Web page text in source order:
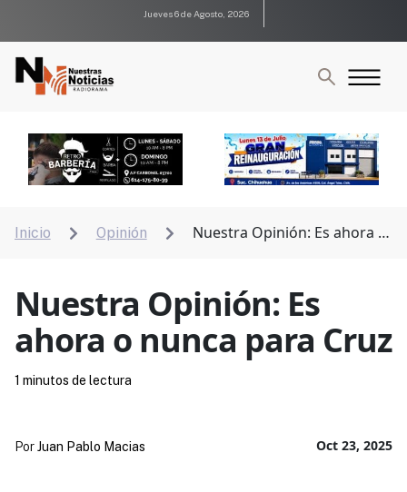
Jueves 6 de Agosto, 2026
Inicio  Opinión 
Nuestra Opinión: Es ahora o
Nuestra Opinión: Es
ahora o nunca para Cruz
Oct 23, 2025
PorJuan Pablo Macias
1 minutos de lectura